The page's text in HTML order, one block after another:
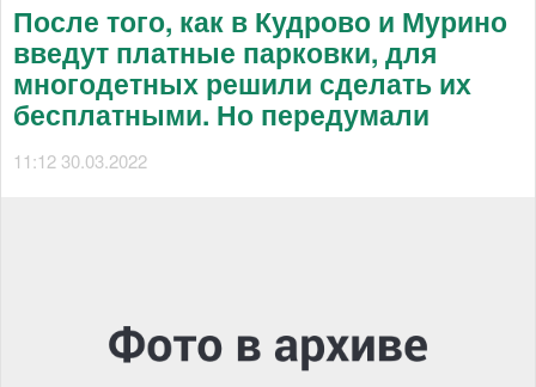
После того, как в Кудрово и Мурино
введут платные парковки, для
многодетных решили сделать их
бесплатными. Но передумали
11:12 30.03.2022